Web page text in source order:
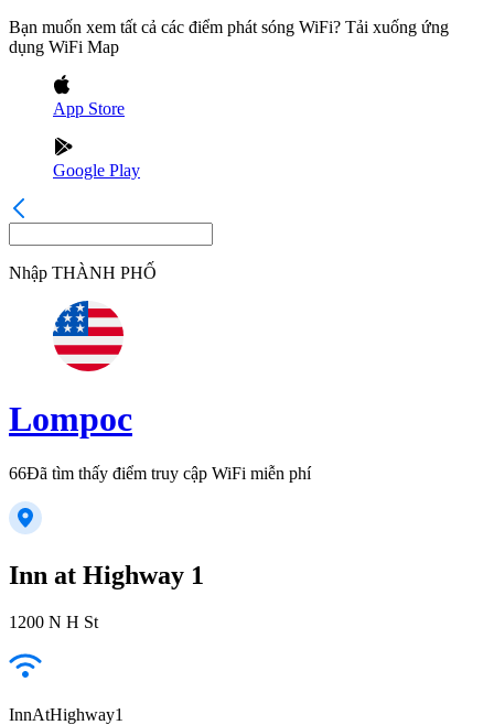
Bạn muốn xem tất cả các điểm phát sóng WiFi? Tải xuống ứng
dụng WiFi Map
App Store
Google Play
Nhập THÀNH PHỐ
Lompoc
66Đã tìm thấy điểm truy cập WiFi miễn phí
Inn at Highway 1
1200 N H St
InnAtHighway1